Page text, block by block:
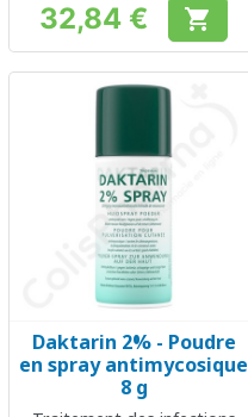
Prix
32,84 € 
Daktarin 2% - Poudre
en spray antimycosique
8 g